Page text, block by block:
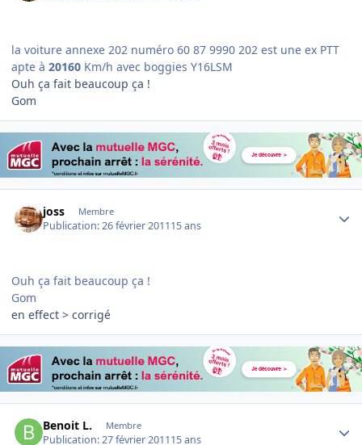
la voiture annexe 202 numéro 60 87 9990 202 est une ex PTT
apte à 20160 Km/h avec boggies Y16LSM
Ouh ça fait beaucoup ça !
Gom
joss Membre
Publication:26 février 201115 ans
Ouh ça fait beaucoup ça !
Gom
en effect > corrigé
Benoit L. Membre
Publication:27 février 201115 ans